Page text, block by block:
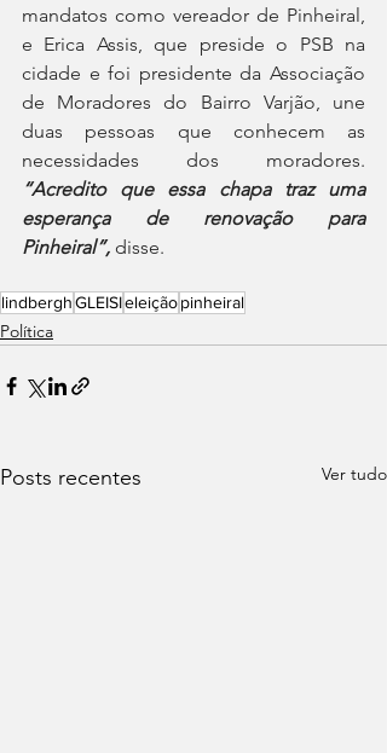
mandatos como vereador de Pinheiral,
e Erica Assis, que preside o PSB na
cidade e foi presidente da Associação
de Moradores do Bairro Varjão, une
duas pessoas que conhecem as
“Acredito que essa chapa traz uma
esperança de renovação para
Pinheiral”, disse.
lindberghGLEISIeleiçãopinheiral
Política
Posts recentes Ver tudo